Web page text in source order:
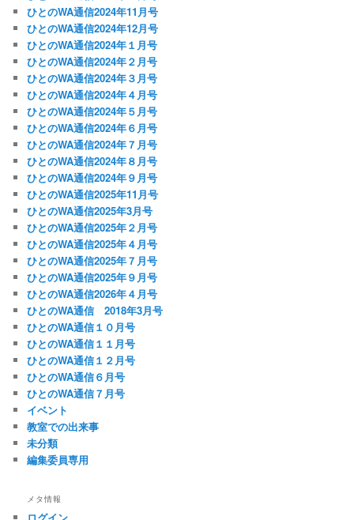
ひとのWA通信2024年11月号
ひとのWA通信2024年12月号
ひとのWA通信2024年１月号
ひとのWA通信2024年２月号
ひとのWA通信2024年３月号
ひとのWA通信2024年４月号
ひとのWA通信2024年５月号
ひとのWA通信2024年６月号
ひとのWA通信2024年７月号
ひとのWA通信2024年８月号
ひとのWA通信2024年９月号
ひとのWA通信2025年11月号
ひとのWA通信2025年3月号
ひとのWA通信2025年２月号
ひとのWA通信2025年４月号
ひとのWA通信2025年７月号
ひとのWA通信2025年９月号
ひとのWA通信2026年４月号
ひとのWA通信 2018年3月号
ひとのWA通信１０月号
ひとのWA通信１１月号
ひとのWA通信１２月号
ひとのWA通信６月号
ひとのWA通信７月号
イベント
教室での出来事
未分類
編集委員専用
メタ情報